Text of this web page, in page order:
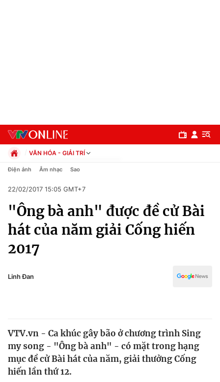
Chuyên mục
Chính trị
Xã hội
Pháp luật
Thế giới
Tin tức
Thế giới đó đây
Kinh tế
VĂN HÓA - GIẢI TRÍ
Chính trị
Pháp luật
Kinh tế
Thể thao
Truyền hình
Văn hóa - Giải trí
Y tế
Điện ảnh Âm nhạc Sao
22/02/2017 15:05 GMT+7
"Ông bà anh" được đề cử Bài
hát của năm giải Cống hiến
2017
Linh Đan
VTV.vn - Ca khúc gây bão ở chương trình Sing
my song - "Ông bà anh" - có mặt trong hạng
mục đề cử Bài hát của năm, giải thưởng Cống
hiến lần thứ 12.